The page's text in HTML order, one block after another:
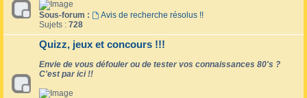
Sous-forum :
Avis de recherche résolus !!
Sujets : 728
Quizz, jeux et concours !!!
Envie de vous défouler ou de tester vos connaissances 80's ?
C'est par ici !!